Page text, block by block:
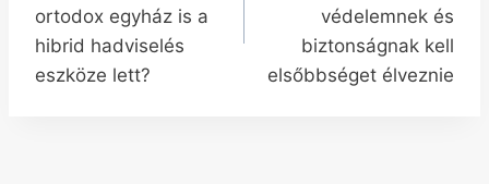
ortodox egyház is a
hibrid hadviselés
eszköze lett?
védelemnek és
biztonságnak kell
elsőbbséget élveznie